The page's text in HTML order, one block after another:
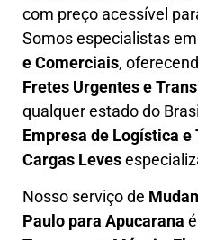
com preço acessível
Somos especialistas em
e Comerciais,
Fretes Urgentes e
qualquer estado do
Empresa de Logística e
Cargas Leves
Nosso serviço de
Paulo para Apucarana